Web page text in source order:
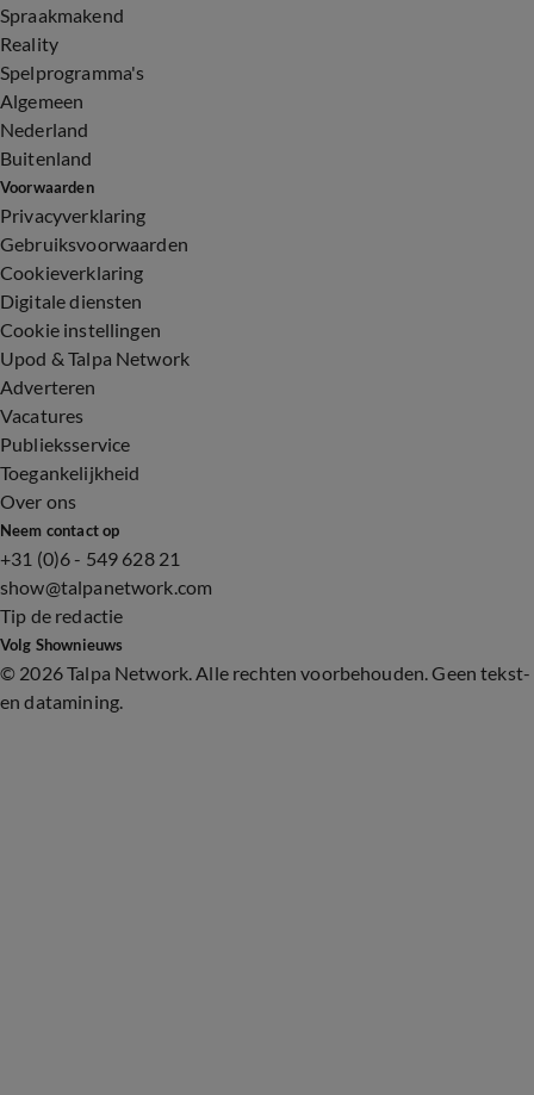
Spraakmakend
Reality
Spelprogramma's
Algemeen
Nederland
Buitenland
Voorwaarden
Privacyverklaring
Gebruiksvoorwaarden
Cookieverklaring
Digitale diensten
Cookie instellingen
Upod & Talpa Network
Adverteren
Vacatures
Publieksservice
Toegankelijkheid
Over ons
Neem contact op
+31 (0)6 - 549 628 21
show@talpanetwork.com
Tip de redactie
Volg Shownieuws
© 2026 Talpa Network. Alle rechten voorbehouden. Geen tekst-
en datamining.